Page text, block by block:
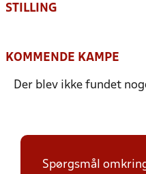
STILLING
KOMMENDE KAMPE
Der blev ikke fundet
Spørgsmål